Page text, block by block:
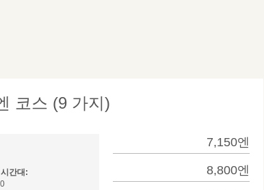
코스 (9 가지)
간대:
7,150엔
8,800엔